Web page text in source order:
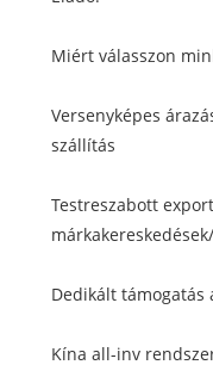
Miért válasszon
Versenyképes
szállítás
Testreszabott
Dedikált támogatás
Kína all-inv